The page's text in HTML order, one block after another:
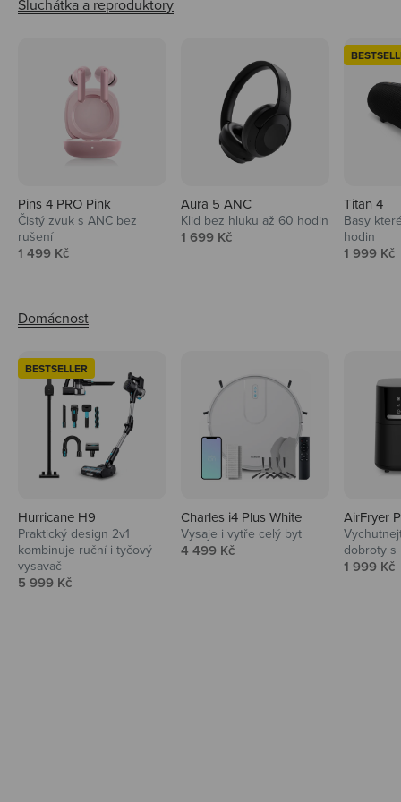
Pins 4 PRO Pink
Čistý zvuk s ANC bez
rušení
Prodejní cena
1 499 Kč
Aura 5 ANC
Klid bez hluku až 60 hodin
Prodejní cena
1 699 Kč
Titan 4
Basy
hodin
Prodejní
1 999 Kč
BESTSELLER
Hurricane H9
Praktický design 2v1
kombinuje ruční i tyčový
vysavač
Prodejní cena
5 999 Kč
Charles i4 Plus White
Vysaje i vytře celý byt
Prodejní cena
4 499 Kč
AirFryer
dobroty s
Prodejní
1 999 Kč
Audio
Niceboy sluchátka a repráky ti padnou
do noty.